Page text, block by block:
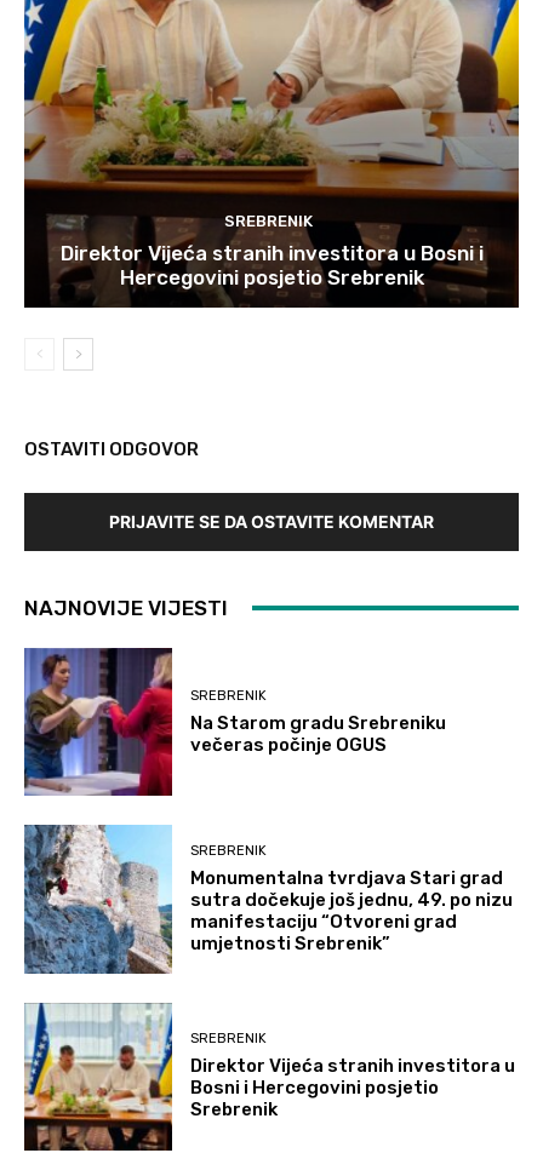
SREBRENIK
Direktor Vijeća stranih investitora u Bosni i
Hercegovini posjetio Srebrenik
OSTAVITI ODGOVOR
PRIJAVITE SE DA OSTAVITE KOMENTAR
NAJNOVIJE VIJESTI
SREBRENIK
Na Starom gradu Srebreniku
večeras počinje OGUS
SREBRENIK
Monumentalna tvrdjava Stari grad
sutra dočekuje još jednu, 49. po nizu
manifestaciju “Otvoreni grad
umjetnosti Srebrenik”
SREBRENIK
Direktor Vijeća stranih investitora u
Bosni i Hercegovini posjetio
Srebrenik